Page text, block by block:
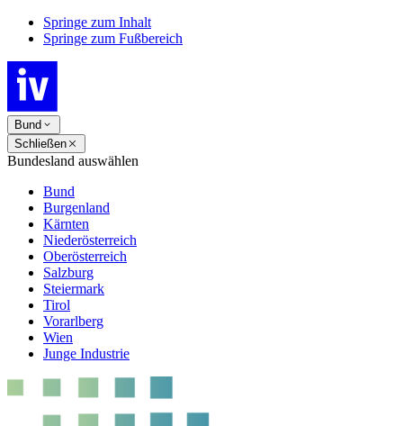
Springe zum Inhalt
Springe zum Fußbereich
Bund
Schließen
Bundesland auswählen
Bund
Burgenland
Kärnten
Niederösterreich
Oberösterreich
Salzburg
Steiermark
Tirol
Vorarlberg
Wien
Junge Industrie